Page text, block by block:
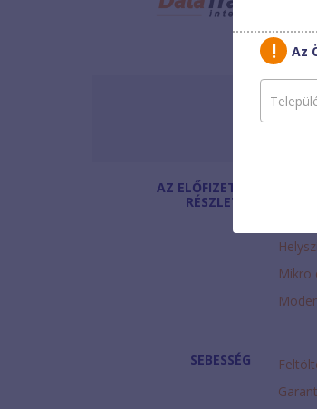
2
AZ ELŐFIZETÉS
RÉSZLETEI
Mikro
SEBESSÉG
Az